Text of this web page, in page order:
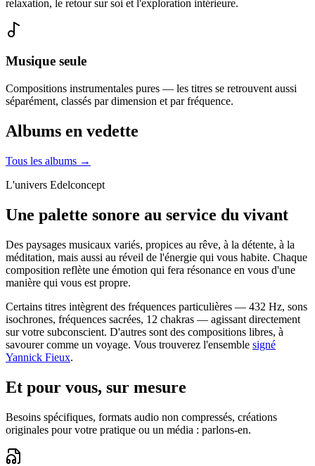
relaxation, le retour sur soi et l'exploration intérieure.
Musique seule
Compositions instrumentales pures — les titres se retrouvent aussi
séparément, classés par dimension et par fréquence.
Albums en vedette
Tous les albums →
L'univers Edelconcept
Une palette sonore au service du vivant
Des paysages musicaux variés, propices au rêve, à la détente, à la
méditation, mais aussi au réveil de l'énergie qui vous habite. Chaque
composition reflète une émotion qui fera résonance en vous d'une
manière qui vous est propre.
Certains titres intègrent des fréquences particulières — 432 Hz, sons
isochrones, fréquences sacrées, 12 chakras — agissant directement
sur votre subconscient. D'autres sont des compositions libres, à
savourer comme un voyage. Vous trouverez l'ensemble signé
Yannick Fieux.
Et pour vous, sur mesure
Besoins spécifiques, formats audio non compressés, créations
originales pour votre pratique ou un média : parlons-en.